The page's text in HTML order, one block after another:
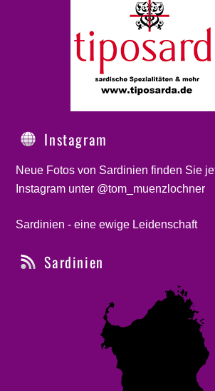
Instagram
Neue Fotos von Sardinien finden Sie
Instagram unter @tom_muenzlochner
Sardinien - eine ewige Leidenschaft
Sardinien